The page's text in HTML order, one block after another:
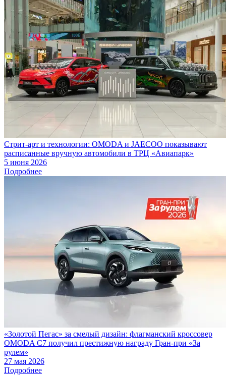
Стрит-арт и технологии: OMODA и JAECOO показывают
расписанные вручную автомобили в ТРЦ «Авиапарк»
5 июня 2026
Подробнее
«Золотой Пегас» за смелый дизайн: флагманский кроссовер
OMODA C7 получил престижную награду Гран-при «За
рулем»
27 мая 2026
Подробнее